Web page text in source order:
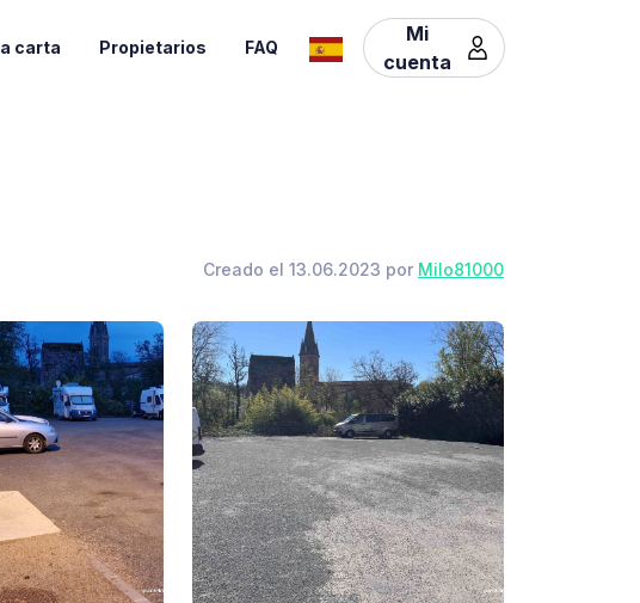
carta Propietarios FAQ
Mi
cuenta
Creado el 13.06.2023 por Milo81000